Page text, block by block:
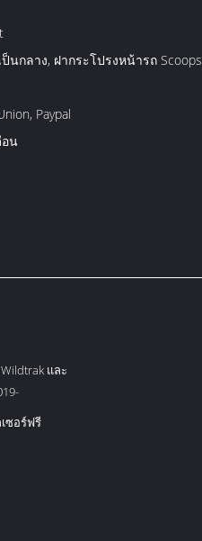
นกลาง, ฝากระโปรงหน้ารถ Scoops
Paypal
อน
และ
ซอร์ฟรี